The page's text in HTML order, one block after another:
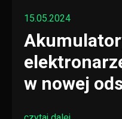
15.05.2024
w nowej